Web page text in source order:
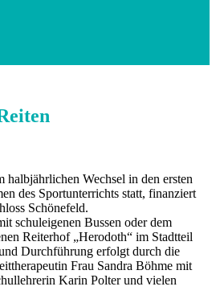
Wechsel in den ersten
des Sportunterrichts statt, finanziert
Schönefeld.
schuleigenen Bussen oder dem
Reiterhof „Herodoth“ im Stadtteil
Durchführung erfolgt durch die
Frau Sandra Böhme mit
Karin Polter und vielen